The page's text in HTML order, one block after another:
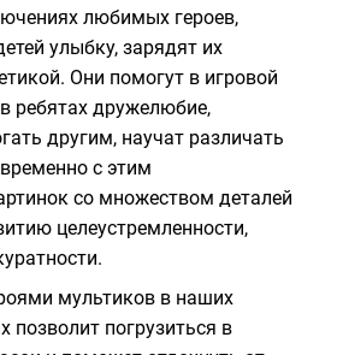
любимых героев,
улыбку, зарядят их
Они помогут в игровой
ребятах дружелюбие,
другим, научат различать
с этим
со множеством деталей
целеустремленности,
мультиков в наших
позволит погрузиться в